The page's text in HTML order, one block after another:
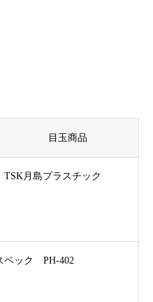
目玉商品
月島プラスチック
ック PH-402